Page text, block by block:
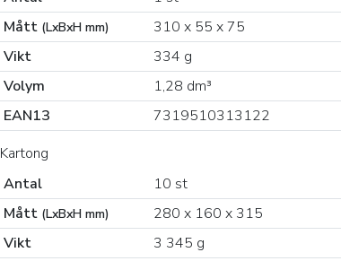
Mått (LxBxH mm)
310 x 55 x 75
Vikt
334 g
Volym
1,28 dm³
EAN13
7319510313122
Kartong
Antal
10 st
Mått (LxBxH mm)
280 x 160 x 315
Vikt
3 345 g